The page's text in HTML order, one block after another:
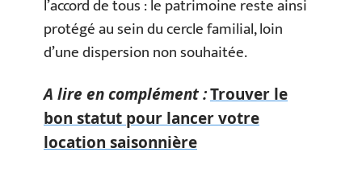
l’accord de tous : le patrimoine reste ainsi
protégé au sein du cercle familial, loin
d’une dispersion non souhaitée.
A lire en complément :Trouver le
bon statut pour lancer votre
location saisonnière